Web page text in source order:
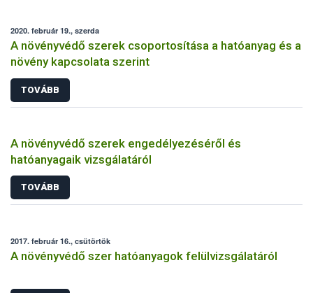
2020. február 19., szerda
A növényvédő szerek csoportosítása a hatóanyag és a
növény kapcsolata szerint
TOVÁBB
A növényvédő szerek engedélyezéséről és
hatóanyagaik vizsgálatáról
TOVÁBB
2017. február 16., csütörtök
A növényvédő szer hatóanyagok felülvizsgálatáról